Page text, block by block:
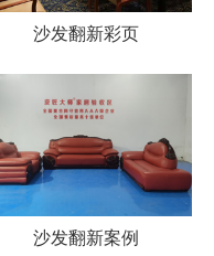
沙发翻新彩页
沙发翻新案例